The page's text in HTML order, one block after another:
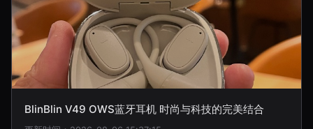
BlinBlin V49 OWS蓝牙耳机 时尚与科技的完美结合